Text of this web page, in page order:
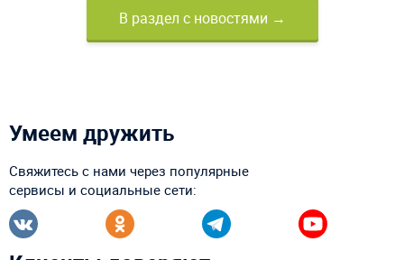
В раздел с новостями →
Умеем дружить
Свяжитесь с нами через популярные
сервисы и социальные сети: